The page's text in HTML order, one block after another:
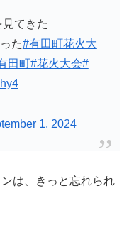
てきた
た#有田町花火大
田町 #花火大会#
1, 2024
は、きっと忘れられ